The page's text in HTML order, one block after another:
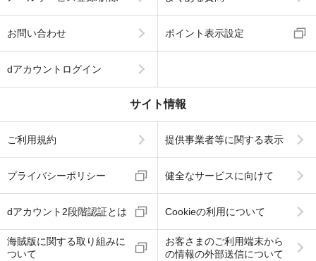
お問い合わせ ポイント表示設定
dアカウントログイン
サイト情報
ご利用規約 提供事業者等に関する表示
プライバシーポリシー 健全なサービスに向けて
dアカウント2段階認証とは Cookieの利用について
海賊版に関する取り組みに
ついて
お客さまのご利用端末から
の情報の外部送信について